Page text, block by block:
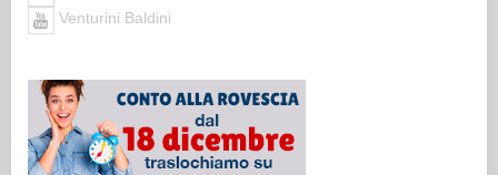
Venturini Baldini